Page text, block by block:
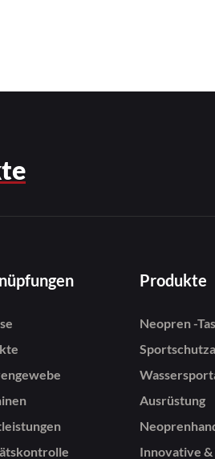
im Freien im Freien
Produkte
Neopren -
Ausrüstung
Innovative